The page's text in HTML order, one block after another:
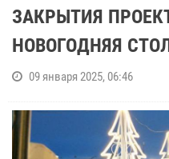
ЗАКРЫТИЯ
НОВОГОДНЯЯ
09 января 2025, 06:46